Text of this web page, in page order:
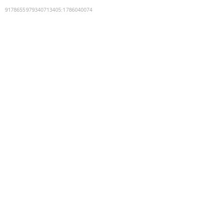
9178655979340713405:1786040074